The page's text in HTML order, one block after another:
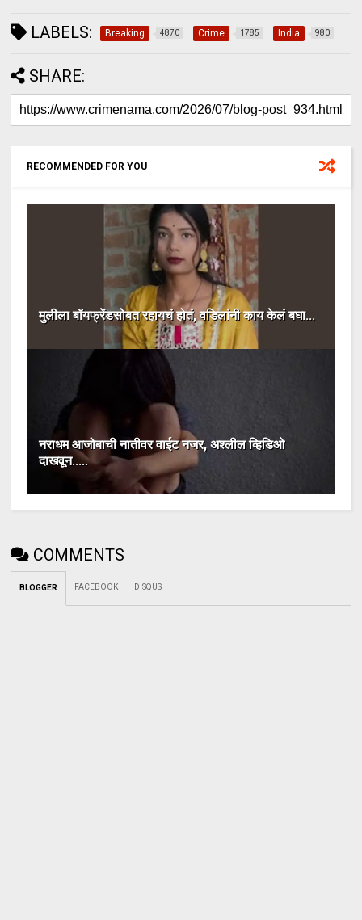
LABELS: Breaking 4870 Crime 1785 India 980
SHARE:
RECOMMENDED FOR YOU
मुलीला बॉयफ्रेंडसोबत रहायचं होतं, वडिलांनी काय केलं बघा...
नराधम आजोबाची नातीवर वाईट नजर, अश्लील व्हिडिओ
दाखवून.....
COMMENTS
BLOGGER FACEBOOK DISQUS